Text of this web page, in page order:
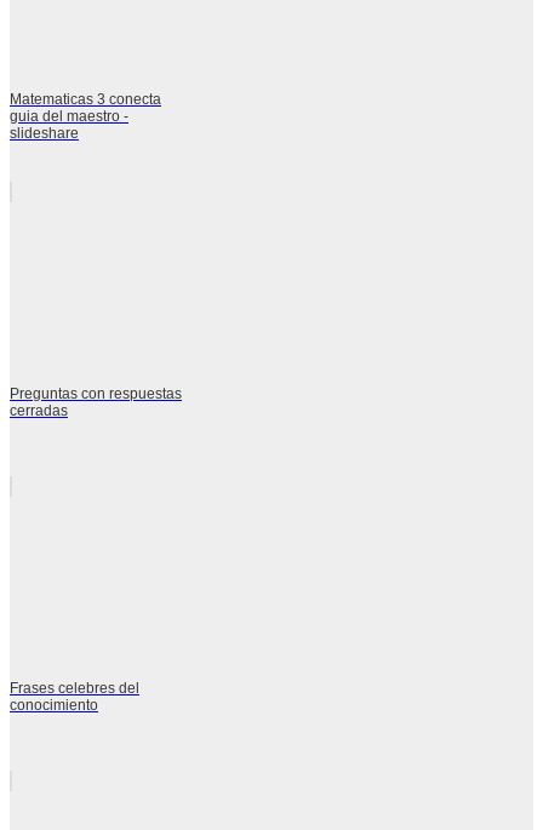
Matematicas 3 conecta
guia del maestro -
slideshare
Preguntas con respuestas
cerradas
Frases celebres del
conocimiento